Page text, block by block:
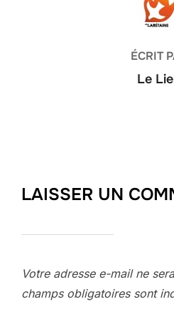
ÉCRIT
Le
LAISSER UN
Votre adresse e-mail ne
champs obligatoires sont